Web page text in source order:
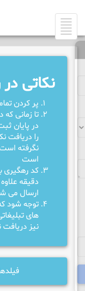
Toggle
navigation
نکاتی
پر کردن
تا زمانی
در پایان
را دریافت
نگرفته
است
کد رهگیری
دقیقه
ارسال می
توجه شود
های
نیز دریافت